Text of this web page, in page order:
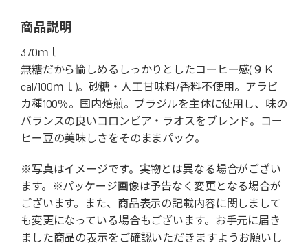
商品説明
370ｍｌ
無糖だから愉しめるしっかりとしたコーヒー感(９Ｋ
cal/100ｍｌ)。砂糖・人工甘味料/香料不使用。アラビ
カ種100％。国内焙煎。ブラジルを主体に使用し、味の
バランスの良いコロンビア・ラオスをブレンド。コー
ヒー豆の美味しさをそのままパック。
※写真はイメージです。実物とは異なる場合がござい
ます。※パッケージ画像は予告なく変更となる場合が
ございます。また、商品表示の記載内容に関しまして
も変更になっている場合もございます。お手元に届き
ました商品の表示をご確認いただきますようお願いし